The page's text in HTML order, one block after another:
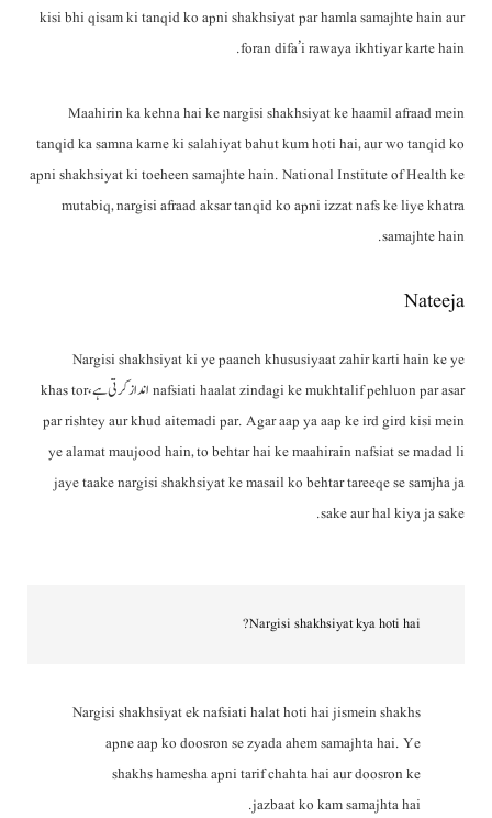
kisi bhi qisam ki tanqid ko apni shakhsiyat par hamla samajhte hain aur
foran difa’i rawaya ikhtiyar karte hain.
Maahirin ka kehna hai ke nargisi shakhsiyat ke haamil afraad mein
tanqid ka samna karne ki salahiyat bahut kum hoti hai, aur wo tanqid ko
apni shakhsiyat ki toeheen samajhte hain. National Institute of Health ke
mutabiq, nargisi afraad aksar tanqid ko apni izzat nafs ke liye khatra
samajhte hain.
Nateeja
Nargisi shakhsiyat ki ye paanch khususiyaat zahir karti hain ke ye
nafsiati haalat zindagi ke mukhtalif pehluon par asar انداز کرتی ہے، khas tor
par rishtey aur khud aitemadi par. Agar aap ya aap ke ird gird kisi mein
ye alamat maujood hain, to behtar hai ke maahirain nafsiat se madad li
jaye taake nargisi shakhsiyat ke masail ko behtar tareeqe se samjha ja
sake aur hal kiya ja sake.
Nargisi shakhsiyat kya hoti hai?
Nargisi shakhsiyat ek nafsiati halat hoti hai jismein shakhs
apne aap ko doosron se zyada ahem samajhta hai. Ye
shakhs hamesha apni tarif chahta hai aur doosron ke
jazbaat ko kam samajhta hai.